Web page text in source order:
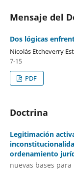
Mensaje del
Dos lógicas
Nicolás Etcheverry
7-15
PDF
Doctrina
Legitimación
ordenamiento
nuevas bases